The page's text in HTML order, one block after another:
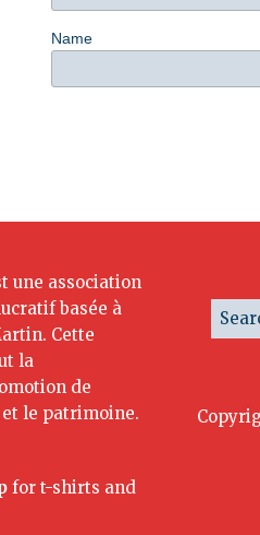
Name
une association
basée à
Cette
la
de
et le patrimoine.
for t-shirts and